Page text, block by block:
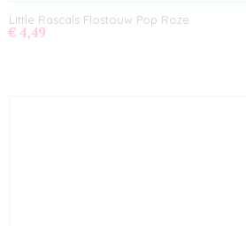
Little Rascals Flostouw Pop Roze
€ 4,49